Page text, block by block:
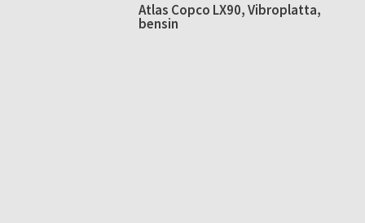
Atlas Copco LX90, Vibroplatta,
bensin